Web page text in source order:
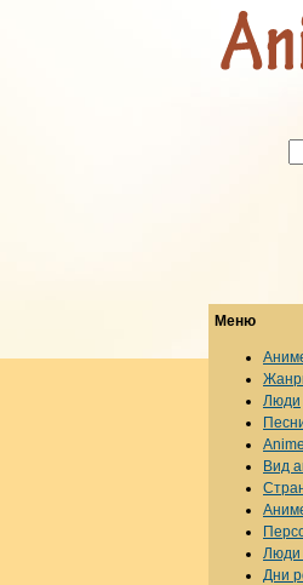
Меню
Люди
Вид
Люди
Дни